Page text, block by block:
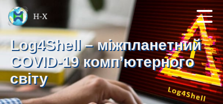
Log4Shell – міжпланетний
COVID-19 комп’ютерного
світу